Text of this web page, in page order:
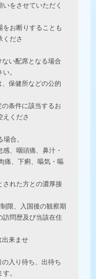
をさせていただく
お断りすることも
くださ
い配席となる場合
ください。
保健所などの公的
ます。
条件に該当するお
えくださ
がある場合。
、咽頭痛、鼻汁・
痛、下痢、嘔気・嘔
された方との濃厚接
限、入国後の観察期
訪問歴及び当該在住
。
来ませ
入り待ち、出待ち
だきます。